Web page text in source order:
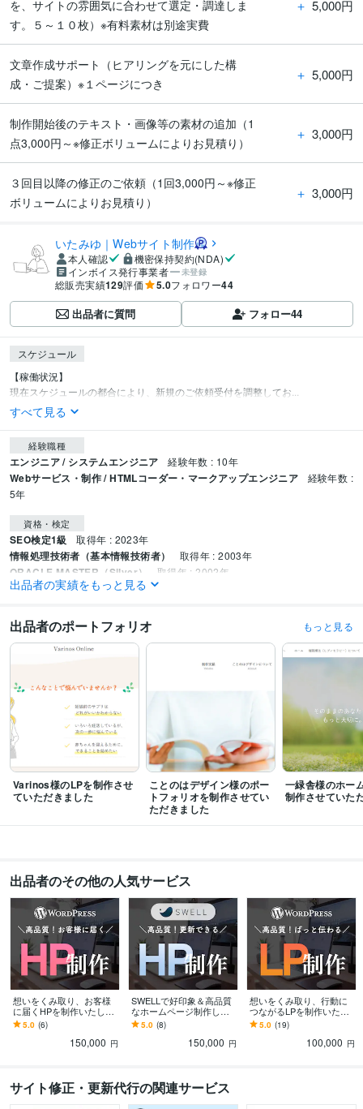
を、サイトの雰囲気に合わせて選定・調達しま
す。５～１０枚）※有料素材は別途実費
＋ 5,000円
文章作成サポート（ヒアリングを元にした構
成・ご提案）※１ページにつき
＋ 5,000円
制作開始後のテキスト・画像等の素材の追加（1
点3,000円～※修正ボリュームによりお見積り）
＋ 3,000円
３回目以降の修正のご依頼（1回3,000円～※修正
ボリュームによりお見積り）
＋ 3,000円
いたみゆ｜Webサイト制作
本人確認
機密保持契約(NDA)
インボイス発行事業者
未登録
総販売実績129評価 5.0フォロワー44
出品者に質問 フォロー44
スケジュール
【稼働状況】
現在スケジュールの都合により、新規のご依頼受付を調整してお...
すべて見る
経験職種
エンジニア / システムエンジニア 経験年数 : 10年
Webサービス・制作 / HTMLコーダー・マークアップエンジニア
経験年数 :
5年
資格・検定
SEO検定1級 取得年 : 2023年
情報処理技術者（基本情報技術者） 取得年 : 2003年
ORACLE MASTER（Silver） 取得年 : 2002年
情報処理技術者（初級システムアドミニストレータ）
プログラミング言語・フレームワーク
C#:10年 C#.NET:10年 CSS:5年HTML:5年 PL/SQL:10年SQL:10年
ASP.NET:10年 jQuery:3年Oracle:10年
Windows Server:10年
Microsoft SQL Server:10年
ビジネス・クリエイティブツール
WordPress:5年Adobe Photoshop:2年 Adobe Illustrator:2年
Canva:2年
Adobe XD:2年
得意分野
Web制作・HP作成・EC構築 Webサイト制作 Webサイト修正・カスタマ
イズ
出品者の実績をもっと見る
出品者のポートフォリオ もっと見る
Varinos様のLPを制作させ
ていただきました
ことのはデザイン様のポー
トフォリオを制作させてい
ただきました
一緑舎様のホー
制作させていた
出品者のその他の人気サービス
想いをくみ取り、お客様
に届くHPを制作いたしま
す 高品質・好印象なHPを
WordPressで制作いたし
5.0 (6)
150,000 円
SWELLで好印象＆高品質
なホームページ制作しま
す 納品後もご自身で更
新・編集しやすいホーム
ページを制作します
5.0 (8)
150,000 円
想いをくみ取り、行動に
つながるLPを制作いたし
ます 高品質・好印象。Wo
rdPressで伝わるLPを制作
5.0 (19)
100,000 円
サイト修正・更新代行の関連サービス